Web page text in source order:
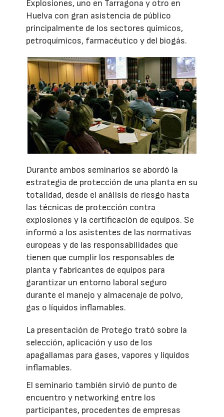
Explosiones, uno en Tarragona y otro en
Huelva con gran asistencia de público
principalmente de los sectores químicos,
petroquímicos, farmacéutico y del biogás.
Durante ambos seminarios se abordó la
estrategia de protección de una planta en su
totalidad, desde el análisis de riesgo hasta
las técnicas de protección contra
explosiones y la certificación de equipos. Se
informó a los asistentes de las normativas
europeas y de las responsabilidades que
tienen que cumplir los responsables de
planta y fabricantes de equipos para
garantizar un entorno laboral seguro
durante el manejo y almacenaje de polvo,
gas o líquidos inflamables.
La presentación de Protego trató sobre la
selección, aplicación y uso de los
apagallamas para gases, vapores y líquidos
inflamables.
El seminario también sirvió de punto de
encuentro y networking entre los
participantes, procedentes de empresas